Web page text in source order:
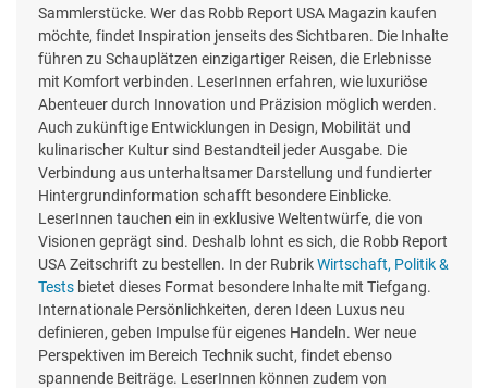
Sammlerstücke. Wer das Robb Report USA Magazin kaufen
möchte, findet Inspiration jenseits des Sichtbaren. Die Inhalte
führen zu Schauplätzen einzigartiger Reisen, die Erlebnisse
mit Komfort verbinden. LeserInnen erfahren, wie luxuriöse
Abenteuer durch Innovation und Präzision möglich werden.
Auch zukünftige Entwicklungen in Design, Mobilität und
kulinarischer Kultur sind Bestandteil jeder Ausgabe. Die
Verbindung aus unterhaltsamer Darstellung und fundierter
Hintergrundinformation schafft besondere Einblicke.
LeserInnen tauchen ein in exklusive Weltentwürfe, die von
Visionen geprägt sind. Deshalb lohnt es sich, die Robb Report
USA Zeitschrift zu bestellen. In der RubrikWirtschaft, Politik &
Tests bietet dieses Format besondere Inhalte mit Tiefgang.
Internationale Persönlichkeiten, deren Ideen Luxus neu
definieren, geben Impulse für eigenes Handeln. Wer neue
Perspektiven im Bereich Technik sucht, findet ebenso
spannende Beiträge. LeserInnen können zudem von